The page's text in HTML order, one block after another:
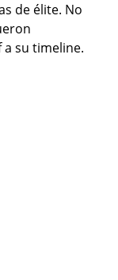
de élite. No
su timeline.